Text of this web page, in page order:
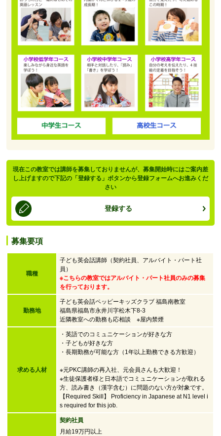
現在この教室では講師を募集しておりませんが、募集開始時にはご案内差
し上げますので下記の「登録する」ボタンから登録フォームへお進みくだ
さい
登録する
募集要項
職種
子ども英会話講師（契約社員、アルバイト・パート社
員）
※こちらの教室ではアルバイト・パート社員のみの募集
を行っております。
勤務地
子ども英会話ペッピーキッズクラブ 福島南教室
福島県福島市永井川字松木下8-3
近隣教室への勤務も応相談 ※屋内禁煙
求める人材
・英語でのコミュニケーションが好きな方
・子どもが好きな方
・長期勤務が可能な方（1年以上勤務できる方歓迎）
※元PKC講師の再入社、元会員さんも大歓迎！
※生徒保護者様と日本語でコミュニケーションが取れる
方、読み書き（漢字含む）に問題のない方が対象です。
【Required Skill】 Proficiency in Japanese at N1 level i
s required for this job.
契約社員
月給19万円以上